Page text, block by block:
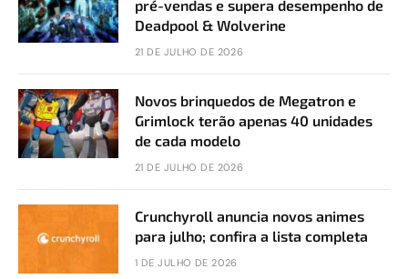
pré-vendas e supera desempenho de
Deadpool & Wolverine
21 DE JULHO DE 2026
Novos brinquedos de Megatron e
Grimlock terão apenas 40 unidades
de cada modelo
21 DE JULHO DE 2026
Crunchyroll anuncia novos animes
para julho; confira a lista completa
1 DE JULHO DE 2026